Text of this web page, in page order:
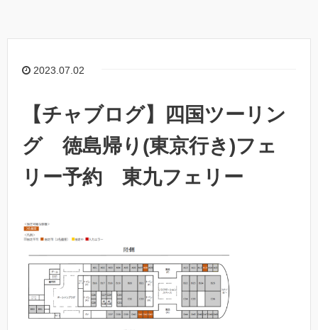
2023.07.02
【チャブログ】四国ツーリン
グ 徳島帰り(東京行き)フェ
リー予約 東九フェリー